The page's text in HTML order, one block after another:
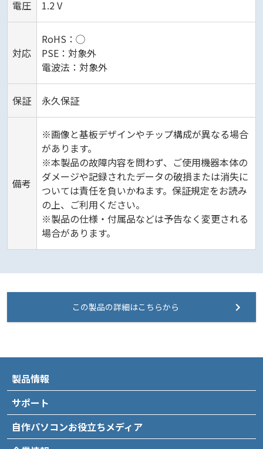
電圧 1.2 V
対応
RoHS：◯
PSE：対象外
電波法：対象外
保証 永久保証
備考
※画像と基板デザインやチップ構成が異なる場合
があります。
※本製品の故障内容を問わず、ご使用機器本体の
ダメージや記録されたデータの破損または消失に
ついては責任を負いかねます。保証規定をお読み
の上、ご利用ください。
※製品の仕様・付属品などは予告なく変更される
場合があります。
この製品の詳細はこちらから
製品情報
サポート
自作パソコンお役立ちメディア